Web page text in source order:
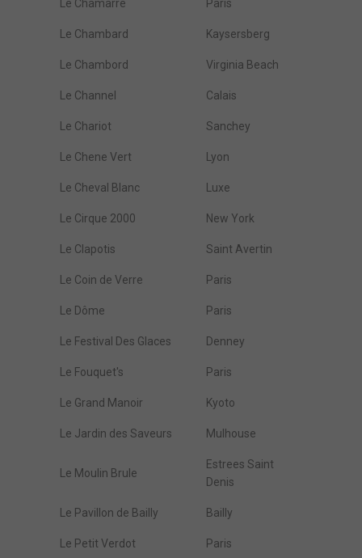
Le Chamarre Paris
Le Chambard Kaysersberg
Le Chambord Virginia Beach
Le Channel Calais
Le Chariot Sanchey
Le Chene Vert Lyon
Le Cheval Blanc Luxe
Le Cirque 2000 New York
Le Clapotis Saint Avertin
Le Coin de Verre Paris
Le Dôme Paris
Le Festival Des Glaces Denney
Le Fouquet's Paris
Le Grand Manoir Kyoto
Le Jardin des Saveurs Mulhouse
Le Moulin Brule
Estrees Saint
Denis
Le Pavillon de Bailly Bailly
Le Petit Verdot Paris